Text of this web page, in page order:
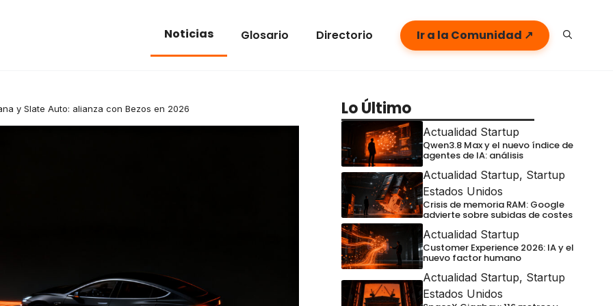
Noticias Glosario Directorio Ir a la Comunidad ↗
y Slate Auto: alianza con Bezos en 2026 Lo Último
Actualidad Startup
Qwen3.8 Max y el nuevo índice de
agentes de IA: análisis
Actualidad Startup, Startup
Estados Unidos
Crisis de memoria RAM: Google
advierte sobre subidas de costes
Actualidad Startup
Customer Experience 2026: IA y el
nuevo factor humano
Actualidad Startup, Startup
Estados Unidos